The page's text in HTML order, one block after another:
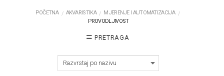
POČETNA / AKVARISTIKA / MJERENJE I AUTOMATIZACIJA /
PROVODLJIVOST
PRETRAGA